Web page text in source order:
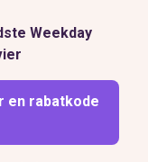
Weekday
en rabatkode